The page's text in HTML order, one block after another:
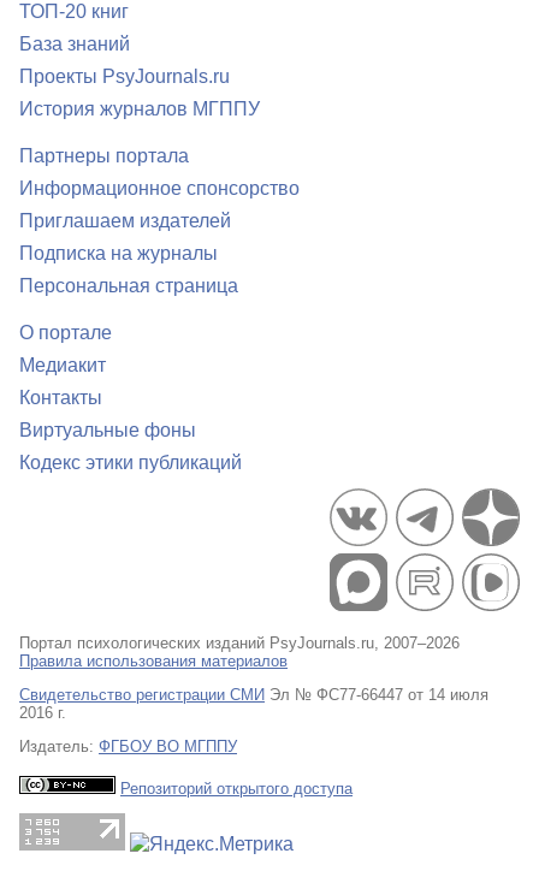
ТОП-20 книг
База знаний
Проекты PsyJournals.ru
История журналов МГППУ
Партнеры портала
Информационное спонсорство
Приглашаем издателей
Подписка на журналы
Персональная страница
О портале
Медиакит
Контакты
Виртуальные фоны
Кодекс этики публикаций
Портал психологических изданий PsyJournals.ru, 2007–2026
Правила использования материалов
Свидетельство регистрации СМИ Эл № ФС77-66447 от 14 июля
2016 г.
Издатель: ФГБОУ ВО МГППУ
Репозиторий открытого доступа